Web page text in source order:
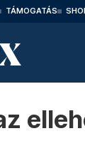
TÁMOGATÁS